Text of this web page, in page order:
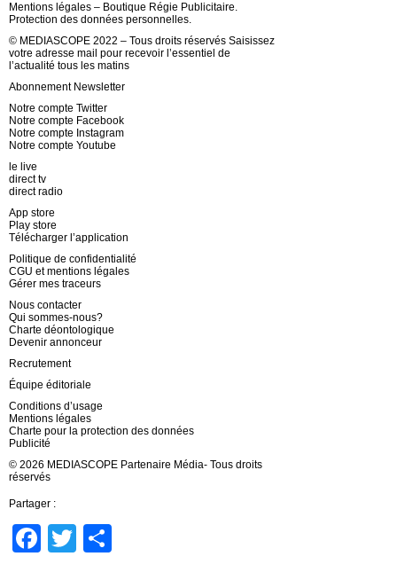
Mentions légales – Boutique Régie Publicitaire.
Protection des données personnelles.
© MEDIASCOPE 2022 – Tous droits réservés Saisissez
votre adresse mail pour recevoir l’essentiel de
l’actualité tous les matins
Abonnement Newsletter
Notre compte Twitter
Notre compte Facebook
Notre compte Instagram
Notre compte Youtube
le live
direct tv
direct radio
App store
Play store
Télécharger l’application
Politique de confidentialité
CGU et mentions légales
Gérer mes traceurs
Nous contacter
Qui sommes-nous?
Charte déontologique
Devenir annonceur
Recrutement
Équipe éditoriale
Conditions d’usage
Mentions légales
Charte pour la protection des données
Publicité
© 2026 MEDIASCOPE Partenaire Média- Tous droits
réservés
Partager :
Facebook
Twitter